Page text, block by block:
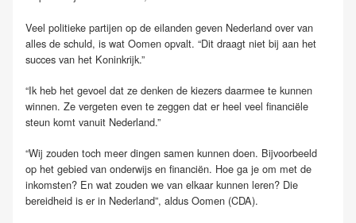
Veel politieke partijen op de eilanden geven Nederland over van
alles de schuld, is wat Oomen opvalt. “Dit draagt niet bij aan het
succes van het Koninkrijk.”
“Ik heb het gevoel dat ze denken de kiezers daarmee te kunnen
winnen. Ze vergeten even te zeggen dat er heel veel financiële
steun komt vanuit Nederland.”
“Wij zouden toch meer dingen samen kunnen doen. Bijvoorbeeld
op het gebied van onderwijs en financiën. Hoe ga je om met de
inkomsten? En wat zouden we van elkaar kunnen leren? Die
bereidheid is er in Nederland”, aldus Oomen (CDA).